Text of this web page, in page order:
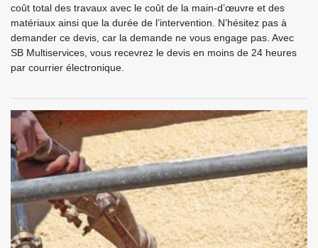
coût total des travaux avec le coût de la main-d’œuvre et des
matériaux ainsi que la durée de l’intervention. N’hésitez pas à
demander ce devis, car la demande ne vous engage pas. Avec
SB Multiservices, vous recevrez le devis en moins de 24 heures
par courrier électronique.